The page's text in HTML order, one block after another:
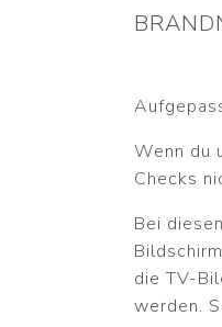
Wenn du
Checks
Bei
die TV-
werden.